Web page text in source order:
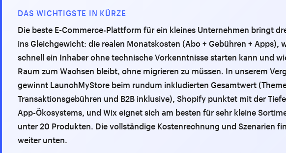
DAS WICHTIGSTE IN KÜRZE
Die beste E-Commerce-Plattform für ein kleines Unternehmen bringt
ins Gleichgewicht: die realen Monatskosten (Abo + Gebühren + Apps),
schnell ein Inhaber ohne technische Vorkenntnisse starten kann und
Raum zum Wachsen bleibt, ohne migrieren zu müssen. In unserem
gewinnt LaunchMyStore beim rundum inkludierten Gesamtwert
Transaktionsgebühren und B2B inklusive), Shopify punktet mit der
App-Ökosystems, und Wix eignet sich am besten für sehr kleine
unter 20 Produkten. Die vollständige Kostenrechnung und Szenarien
weiter unten.